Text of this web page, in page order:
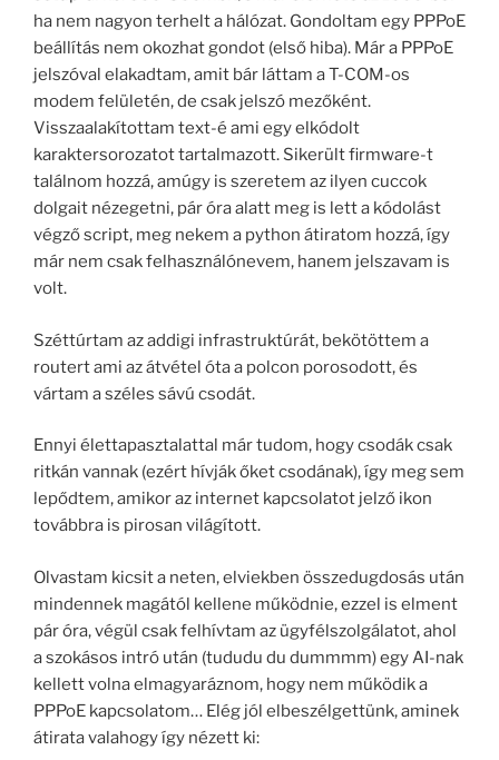
ha nem nagyon terhelt a hálózat. Gondoltam egy PPPoE
beállítás nem okozhat gondot (első hiba). Már a PPPoE
jelszóval elakadtam, amit bár láttam a T-COM-os
modem felületén, de csak jelszó mezőként.
Visszaalakítottam text-é ami egy elkódolt
karaktersorozatot tartalmazott. Sikerült firmware-t
találnom hozzá, amúgy is szeretem az ilyen cuccok
dolgait nézegetni, pár óra alatt meg is lett a kódolást
végző script, meg nekem a python átiratom hozzá, így
már nem csak felhasználónevem, hanem jelszavam is
volt.
Széttúrtam az addigi infrastruktúrát, bekötöttem a
routert ami az átvétel óta a polcon porosodott, és
vártam a széles sávú csodát.
Ennyi élettapasztalattal már tudom, hogy csodák csak
ritkán vannak (ezért hívják őket csodának), így meg sem
lepődtem, amikor az internet kapcsolatot jelző ikon
továbbra is pirosan világított.
Olvastam kicsit a neten, elviekben összedugdosás után
mindennek magától kellene működnie, ezzel is elment
pár óra, végül csak felhívtam az ügyfélszolgálatot, ahol
a szokásos intró után (tududu du dummmm) egy AI-nak
kellett volna elmagyaráznom, hogy nem működik a
PPPoE kapcsolatom… Elég jól elbeszélgettünk, aminek
átirata valahogy így nézett ki: